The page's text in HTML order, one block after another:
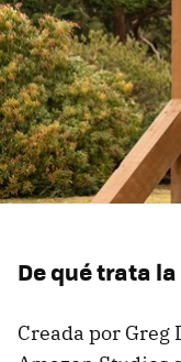
De qué trata
Creada por